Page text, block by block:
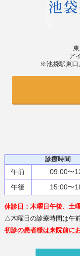
ア
※池袋駅東口
診療時間
午前 09:00〜
午後
15:00〜
休診日：木曜日午後、土
△木曜日の診療時間は午
初診の患者様は来院前に